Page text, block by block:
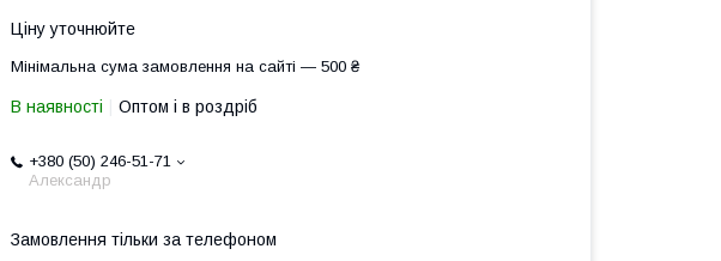
Ціну уточнюйте
Мінімальна сума замовлення на сайті — 500 ₴
В наявності Оптом і в роздріб
+380 (50) 246-51-71
Александр
Замовлення тільки за телефоном